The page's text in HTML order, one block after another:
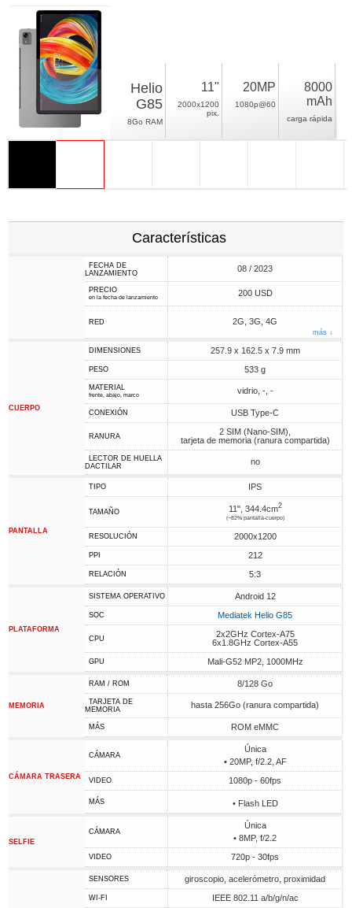
Helio
G85
8Go RAM
11"
2000x1200
pix.
20MP
1080p@60
8000
mAh
carga rápida
Características
FECHA DE
LANZAMIENTO
08 / 2023
PRECIO
en la fecha de lanzamiento 200 USD
RED 2G, 3G, 4G
más ↓
CUERPO
DIMENSIONES 257.9 x 162.5 x 7.9 mm
PESO 533 g
MATERIAL
frente, abajo, marco vidrio, -, -
CONEXIÓN USB Type-C
RANURA
2 SIM (Nano-SIM),
tarjeta de memoria (ranura compartida)
LECTOR DE HUELLA
DACTILAR
no
PANTALLA
TIPO IPS
TAMAÑO 11", 344.4cm2
(~82% pantalla-cuerpo)
RESOLUCIÓN 2000x1200
PPI 212
RELACIÓN 5:3
PLATAFORMA
SISTEMA OPERATIVO Android 12
SOC Mediatek Helio G85
CPU
2x2GHz Cortex-A75
6x1.8GHz Cortex-A55
GPU Mali-G52 MP2, 1000MHz
MEMORIA
RAM / ROM 8/128 Go
TARJETA DE
MEMORIA
hasta 256Go (ranura compartida)
MÁS ROM eMMC
CÁMARA TRASERA
CÁMARA
Única
• 20MP, f/2.2, AF
VIDEO 1080p - 60fps
MÁS • Flash LED
SELFIE
CÁMARA
Única
• 8MP, f/2.2
VIDEO 720p - 30fps
SENSORES giroscopio, acelerómetro, proximidad
WI-FI IEEE 802.11 a/b/g/n/ac